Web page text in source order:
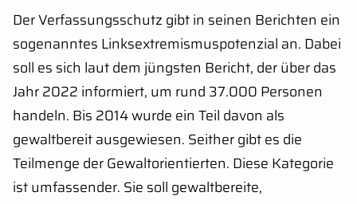
Der Verfassungsschutz gibt in seinen Berichten ein
sogenanntes Linksextremismuspotenzial an. Dabei
soll es sich laut dem jüngsten Bericht, der über das
Jahr 2022 informiert, um rund 37.000 Personen
handeln. Bis 2014 wurde ein Teil davon als
gewaltbereit ausgewiesen. Seither gibt es die
Teilmenge der Gewaltorientierten. Diese Kategorie
ist umfassender. Sie soll gewaltbereite,